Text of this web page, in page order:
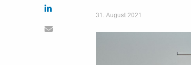
31. August 2021